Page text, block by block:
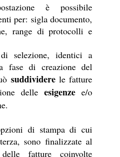
è possibile
per: sigla documento,
range di protocolli e
selezione, identici a
fase di creazione del
suddividerele fatture
delle esigenzee/o
di stampa di cui
sono finalizzate al
delle fatture coinvolte